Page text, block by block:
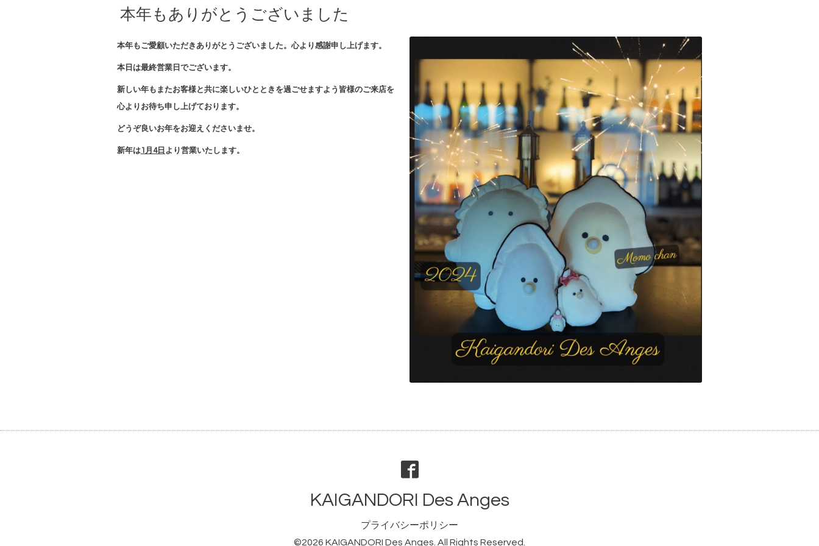
本年もありがとうございました
本年もご愛顧いただきありがとうございました。心より感謝申し上げます。
本日は最終営業日でございます。
新しい年もまたお客様と共に楽しいひとときを過ごせますよう皆様のご来店を
心よりお待ち申し上げております。
どうぞ良いお年をお迎えくださいませ。
新年は1月4日 より営業いたします。
KAIGANDORI Des Anges
プライバシーポリシー
©2026 KAIGANDORI Des Anges . All Rights Reserved.